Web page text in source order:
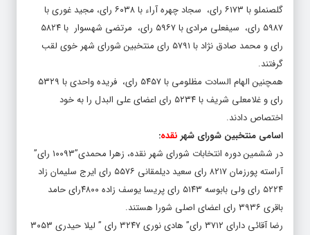
گلصنملو با ۶۱۷۳ رای، سجاد چهره آراء با ۶۰۳۸ رای، مجید غوری با
۵۹۸۷ رای، سیفعلی مرادی با ۵۹۶۷ رای، مرتضی شهسوار با ۵۸۲۴
رای و محمد صادق نژاد با ۵۷۹۱ رای منتخبین شورای شهر خوی لقب
گرفتند.
همچنین الهام السادت مظلومی با ۵۴۵۷ رای، فریده واحدی با ۵۳۲۹
رای و غلامعلی شریف با ۵۲۳۴ رای اعضای علی البدل را به خود
اختصاص دادند.
اسامی منتخبین شورای شهر نقده:
در ششمین دوره انتخابات شورای شهر نقده، زهرا محمدی”۱۰۰۹۳ رای”
آراسته پورزمان ۸۲۱۷ رای سعید دیلمقانی ۵۵۷۶ رای ایرج سلیمان زاد
۵۲۲۴ رای ولی بابوسه ۵۱۴۳ رای پریسا یوسف زاده ۴۸۰۰رای حامد
باقری ۳۹۳۶ رای اعضای اصلی شورا هستند.
رضا آقائی دارای ۳۷۱۲ رای” هادی نوری ۳۲۴۷ رای ” لیلا حیدری ۳۰۵۳